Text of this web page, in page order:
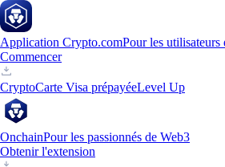
Application Crypto.comPour les utilisateurs
Commencer
CryptoCarte Visa prépayéeLevel Up
OnchainPour les passionnés de Web3
Obtenir l'extension